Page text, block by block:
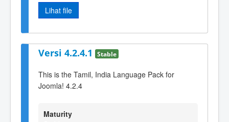
Lihat file
Versi 4.2.4.1 Stable
This is the Tamil, India Language Pack for
Joomla! 4.2.4
Maturity